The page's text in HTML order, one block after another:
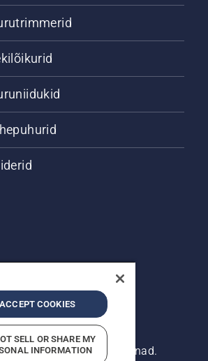
jaemüügihinnad.
ACCEPT COOKIES
SELL OR SHARE MY
INFORMATION